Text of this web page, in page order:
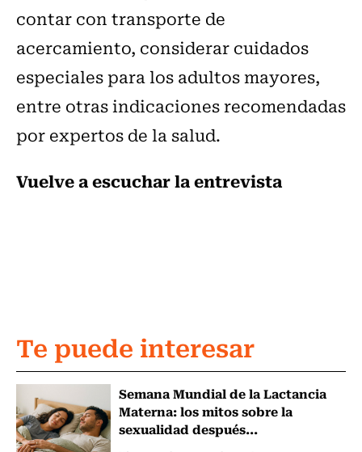
contar con transporte de
acercamiento, considerar cuidados
especiales para los adultos mayores,
entre otras indicaciones recomendadas
por expertos de la salud.
Vuelve a escuchar la entrevista
Te puede interesar
Semana Mundial de la Lactancia
Materna: los mitos sobre la
sexualidad después...